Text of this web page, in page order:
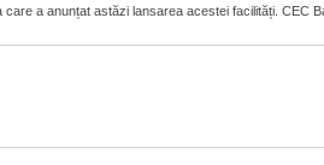
a anunțat astăzi lansarea acestei facilități. CEC